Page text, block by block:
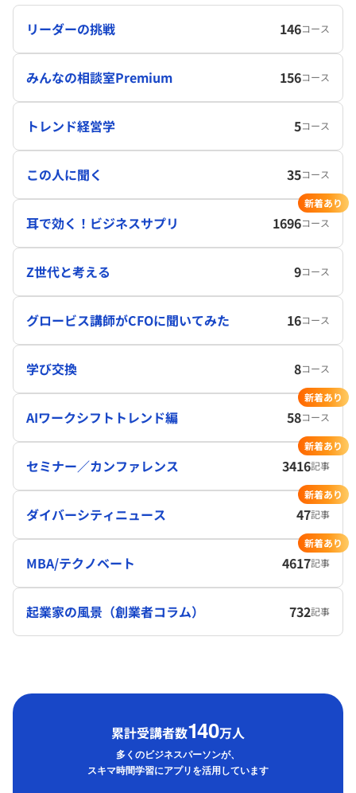
リーダーの挑戦 146コース
みんなの相談室Premium 156コース
トレンド経営学 5コース
この人に聞く 35コース
耳で効く！ビジネスサプリ 1696コース
新着あり
Z世代と考える 9コース
グロービス講師がCFOに聞いてみた 16コース
学び交換 8コース
AIワークシフトトレンド編 58コース
新着あり
セミナー／カンファレンス 3416記事
新着あり
ダイバーシティニュース 47記事
新着あり
MBA/テクノベート 4617記事
新着あり
起業家の風景（創業者コラム） 732記事
累計受講者数140万人
多くのビジネスパーソンが、
スキマ時間学習にアプリを活用しています